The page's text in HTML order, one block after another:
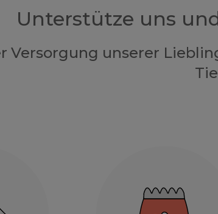
Unterstütze uns
Versorgung unserer